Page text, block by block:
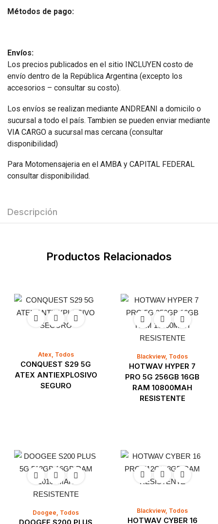
Métodos de pago:
Envíos:
Los precios publicados en el sitio INCLUYEN costo de
envío dentro de la República Argentina (excepto los
accesorios – consultar su costo).
Los envíos se realizan mediante ANDREANI a domicilo o
sucursal a todo el país. Tambien se pueden enviar mediante
VIA CARGO a sucursal mas cercana (consultar
disponibilidad)
Para Motomensajeria en el AMBA y CAPITAL FEDERAL
consultar disponibilidad.
Descripción
Productos Relacionados
Atex, Todos
CONQUEST S29 5G
ATEX ANTIEXPLOSIVO
SEGURO
Blackview, Todos
HOTWAV HYPER 7
PRO 5G 256GB 16GB
RAM 10800MAH
RESISTENTE
Doogee, Todos Blackview, Todos
HOTWAV CYBER 16